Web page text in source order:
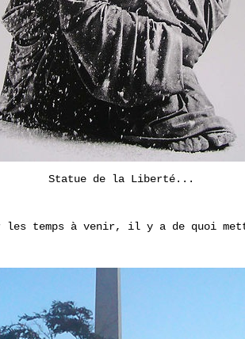
Statue de la Liberté...
les temps à venir, il y a de quoi